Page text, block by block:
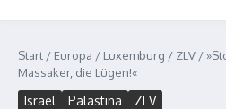
Start / Europa / Luxemburg / ZLV /
Massaker, die Lügen!«
Israel Palästina ZLV